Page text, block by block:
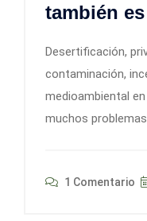
también
Desertificación,
contaminación,
medioambiental
muchos
1 Comentario